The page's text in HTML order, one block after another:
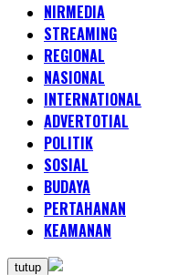
NIRMEDIA
STREAMING
REGIONAL
NASIONAL
INTERNATIONAL
ADVERTOTIAL
POLITIK
SOSIAL
BUDAYA
PERTAHANAN
KEAMANAN
tutup